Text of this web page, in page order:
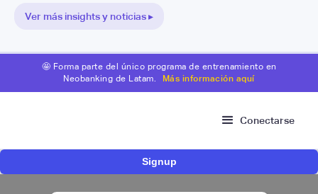
Ver más insights y noticias ▸
🤩 Forma parte del único programa de entrenamiento en
Neobanking de Latam.
Más información aquí
Conectarse
Signup